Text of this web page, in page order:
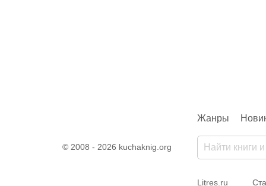
© 2008 - 2026 kuchaknig.org
Жанры
Litres.ru